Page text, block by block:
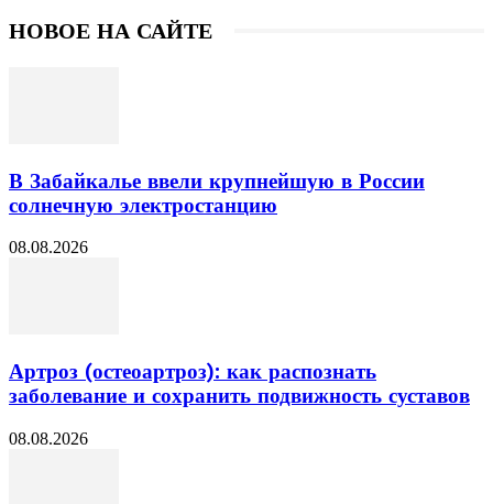
НОВОЕ НА САЙТЕ
В Забайкалье ввели крупнейшую в России
солнечную электростанцию
08.08.2026
Артроз (остеоартроз): как распознать
заболевание и сохранить подвижность суставов
08.08.2026